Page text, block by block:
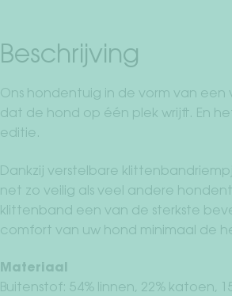
Beschrijving
Ons hondentuig in de vorm van
dat de hond op één plek wrijft. En
editie.
Dankzij verstelbare
net zo veilig als veel andere
klittenband een van de sterkste
comfort van uw hond minimaal de
Materiaal
Buitenstof: 54% linnen, 22% katoen,